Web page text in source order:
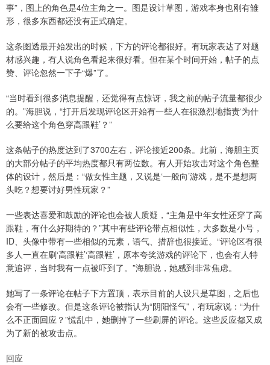
事”，图上的角色是4位主角之一。图是设计草图，游戏本身也刚有雏
形，很多东西都还没有正式确定。
这条图透最开始发出的时候，下方的评论都很好。有玩家表达了对题
材感兴趣，有人说角色看起来很好看。但在某个时间开始，帖子的点
赞、评论忽然一下子“爆”了。
“当时看到很多消息提醒，还觉得有点惊讶，我之前的帖子流量都很少
的。”海胆说，“打开后发现评论区开始有一些人在很激烈地指责‘为什
么要给这个角色穿高跟鞋’？”
这条帖子的热度达到了3700左右，评论接近200条。此前，海胆主页
的大部分帖子的平均热度都只有两位数。有人开始攻击对这个角色整
体的设计，然后是：“做女性主题，又说是‘一般向’游戏，是不是想两
头吃？想要讨好男性玩家？”
一些表达喜爱和鼓励的评论也会被人质疑，“主角是中年女性还穿了高
跟鞋，有什么好期待的？”其中有些评论带点相似性，大多数是小号，
ID、头像中带有一些相似的元素，语气、措辞也很接近。“评论区有很
多人一直在刷‘高跟鞋’‘高跟鞋’，原本夸奖游戏的评论下，也会有人特
意追评，当时我有一点被吓到了。”海胆说，她感到非常焦虑。
她写了一条评论在帖子下方置顶，表示目前的人设只是草图，之后也
会有一些修改。但是这条评论被指认为“阴阳怪气”，有玩家说：“为什
么不正面回应？”慌乱中，她删掉了一些刷屏的评论。这些反应都又成
为了新的被攻击点。
回应